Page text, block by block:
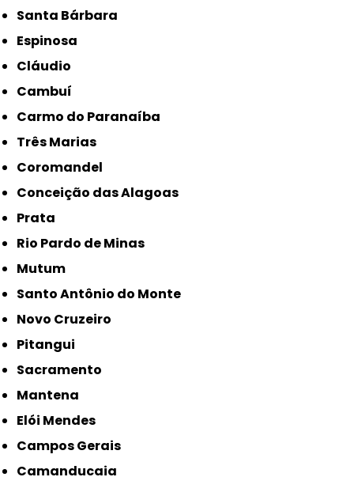
Santa Bárbara
Espinosa
Cláudio
Cambuí
Carmo do Paranaíba
Três Marias
Coromandel
Conceição das Alagoas
Prata
Rio Pardo de Minas
Mutum
Santo Antônio do Monte
Novo Cruzeiro
Pitangui
Sacramento
Mantena
Elói Mendes
Campos Gerais
Camanducaia